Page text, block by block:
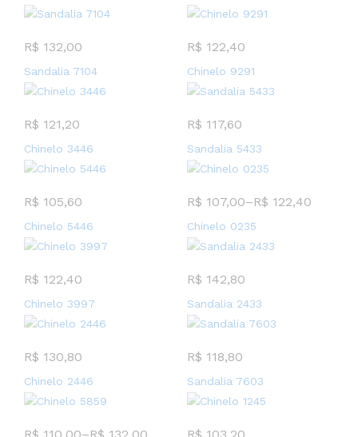
R$ 132,00
Sandalia 7104
R$ 122,40
Chinelo 9291
R$ 121,20
Chinelo 3446
R$ 117,60
Sandalia 5433
R$ 105,60
Chinelo 5446
R$ 107,00–R$ 122,40
Chinelo 0235
R$ 122,40
Chinelo 3997
R$ 142,80
Sandalia 2433
R$ 130,80
Chinelo 2446
R$ 118,80
Sandalia 7603